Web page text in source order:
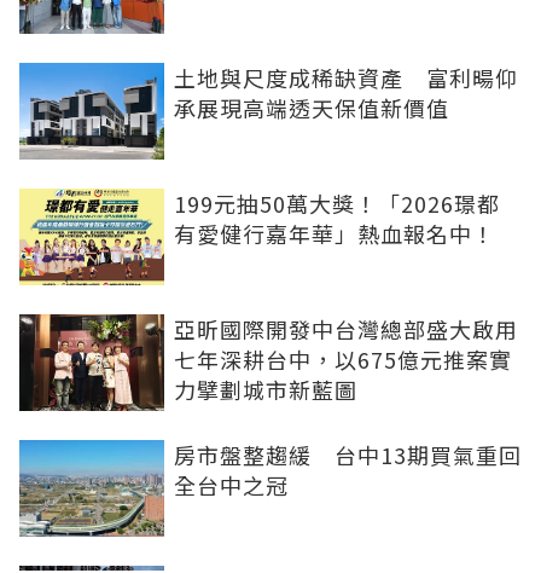
土地與尺度成稀缺資產 富利暘仰
承展現高端透天保值新價值
199元抽50萬大獎！「2026璟都
有愛健行嘉年華」熱血報名中！
亞昕國際開發中台灣總部盛大啟用
七年深耕台中，以675億元推案實
力擘劃城市新藍圖
房市盤整趨緩 台中13期買氣重回
全台中之冠